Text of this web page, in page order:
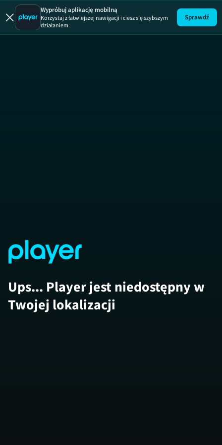
Spójrz mi
Wypróbuj aplikację mobilną
Korzystaj z łatwiejszej nawigacji i ciesz się szybszym
działaniem
Sprawdź
Ups... Player jest niedostępny w
Twojej lokalizacji